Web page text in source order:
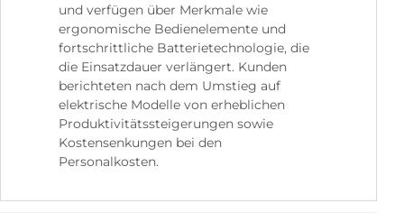
und verfügen über Merkmale wie
ergonomische Bedienelemente und
fortschrittliche Batterietechnologie, die
die Einsatzdauer verlängert. Kunden
berichteten nach dem Umstieg auf
elektrische Modelle von erheblichen
Produktivitätssteigerungen sowie
Kostensenkungen bei den
Personalkosten.